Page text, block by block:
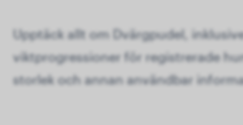
Upptäck allt om Dvärgpudel,
viktprogressioner för registrerade
storlek och annan användbar